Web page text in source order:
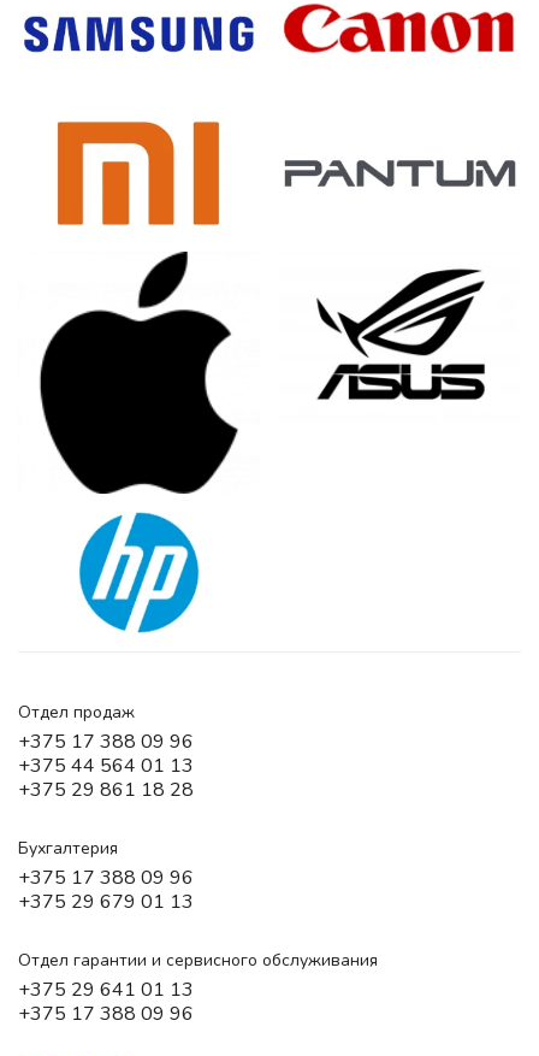
Отдел продаж
+375 17 388 09 96
+375 44 564 01 13
+375 29 861 18 28
Бухгалтерия
+375 17 388 09 96
+375 29 679 01 13
Отдел гарантии и сервисного обслуживания
+375 29 641 01 13
+375 17 388 09 96